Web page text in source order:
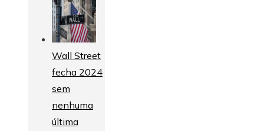
Wall Street
fecha 2024
sem
nenhuma
última